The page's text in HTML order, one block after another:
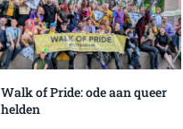
Walk of Pride: ode aan queer
helden